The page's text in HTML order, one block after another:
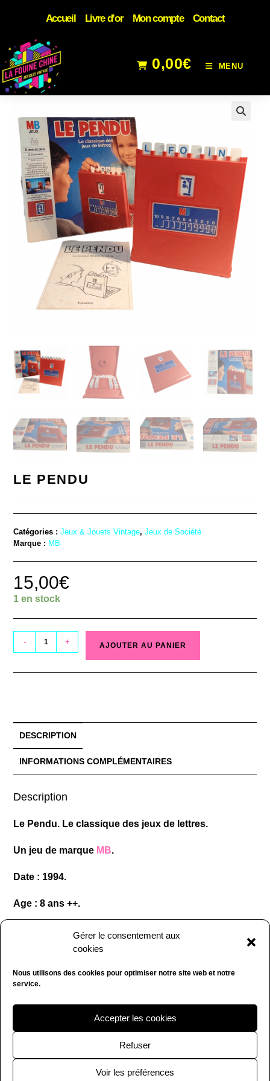
Gérer le consentement aux
cookies
Nous utilisons des cookies pour optimiser notre site web et notre
service.
Accepter les cookies
Refuser
Voir les préférences
Accueil Livre d’or Mon compte Contact
0,00€ MENU
LE PENDU
Catégories :Jeux & Jouets Vintage,Jeux de Société
Marque : MB
15,00€
1 en stock
- + AJOUTER AU PANIER
DESCRIPTION
INFORMATIONS COMPLÉMENTAIRES
Description
Le Pendu. Le classique des jeux de lettres.
Un jeu de marque MB.
Date : 1994.
Age : 8 ans ++.
Nombre de joueurs : 2.
Le jeu est en complet et en très bon état. (PDD).
Copyright La Fouine CHINE 2020